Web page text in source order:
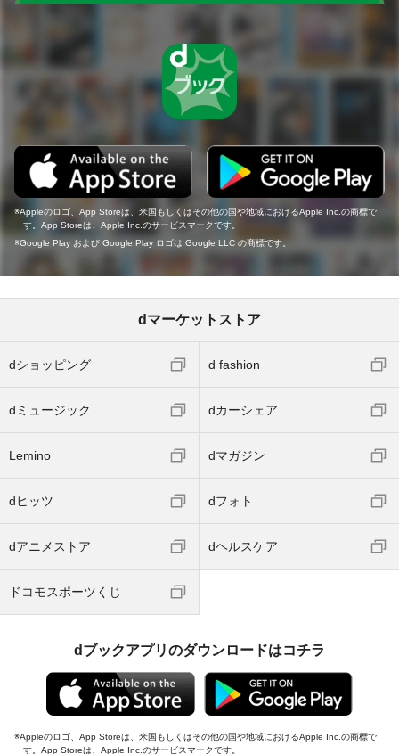
Appleのロゴ、App Storeは、米国もしくはその他の国や地域におけるApple Inc.の商標で
す。App Storeは、Apple Inc.のサービスマークです。
Google Play および Google Play ロゴは Google LLC の商標です。
dマーケットストア
dショッピング d fashion
dミュージック dカーシェア
Lemino dマガジン
dヒッツ dフォト
dアニメストア dヘルスケア
ドコモスポーツくじ
dブックアプリのダウンロードはコチラ
Appleのロゴ、App Storeは、米国もしくはその他の国や地域におけるApple Inc.の商標で
す。App Storeは、Apple Inc.のサービスマークです。